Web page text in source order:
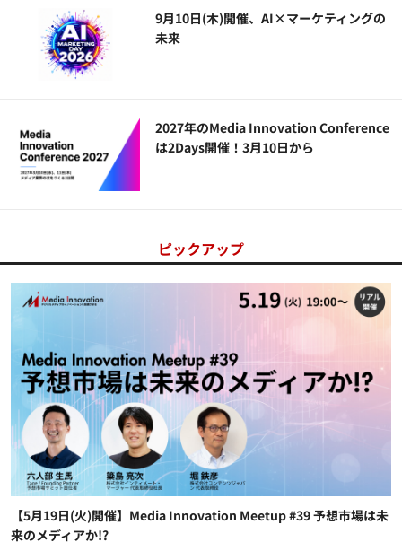
9月10日(木)開催、AI×マーケティングの
未来
2027年のMedia Innovation Conference
は2Days開催！3月10日から
ピックアップ
【5月19日(火)開催】Media Innovation Meetup #39 予想市場は未
来のメディアか!?